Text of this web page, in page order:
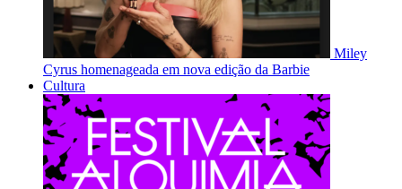
Miley
Cyrus homenageada em nova edição da Barbie
Cultura